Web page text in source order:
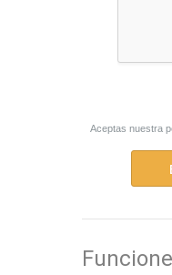
Aceptas nuestra